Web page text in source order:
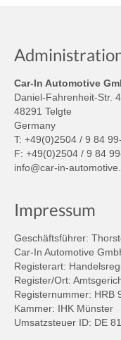
Car-In Automotive
Daniel-Fahrenheit-Str. 4
48291 Telgte
Germany
T: +49(0)2504 / 9 84
F: +49(0)2504 / 9 84
info@car-in-
Impressum
Geschäftsführer:
Car-In Automotive
Registerart:
Register/Ort:
Registernummer: HRB
Kammer: IHK Münster
Umsatzsteuer ID: DE